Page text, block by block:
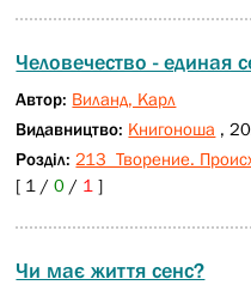
Человечество - единая
Автор: Виланд, Карл
Видавництво: Книгоноша ,
Розділ: 213 Творение.
[ 1 /0 / 1]
Чи має життя сенс?